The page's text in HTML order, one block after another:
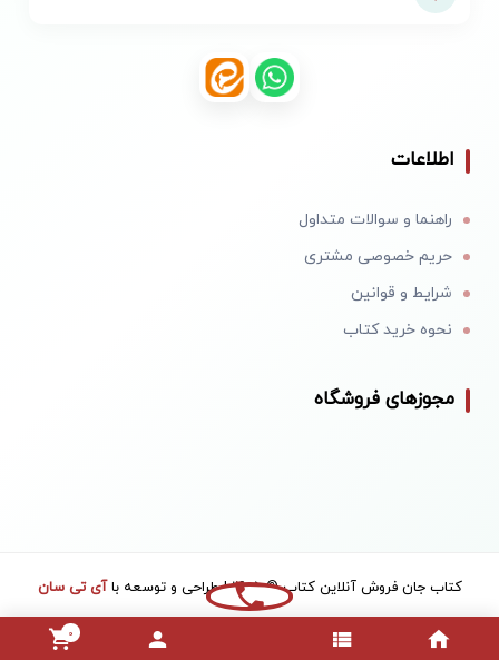
اطلاعات
راهنما و سوالات متداول
حریم خصوصی مشتری
شرایط و قوانین
نحوه خرید کتاب
مجوزهای فروشگاه
کتاب جان فروش آنلاین کتاب © 1405 | طراحی و توسعه با آی تی سان
0